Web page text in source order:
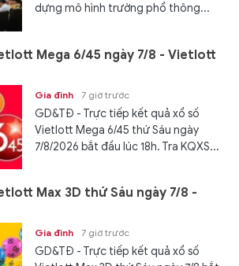
dựng mô hình trường phổ thông...
Mega 6/45 ngày 7/8 - Vietlott
Gia đình 7 giờ trước
GD&TĐ - Trực tiếp kết quả xổ số
Vietlott Mega 6/45 thứ Sáu ngày
7/8/2026 bắt đầu lúc 18h. Tra KQXS...
Max 3D thứ Sáu ngày 7/8 -
Gia đình 7 giờ trước
GD&TĐ - Trực tiếp kết quả xổ số